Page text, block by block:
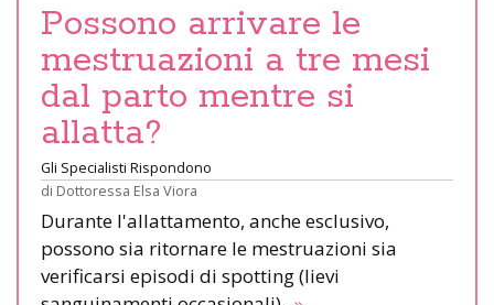
Possono arrivare le
mestruazioni a tre mesi
dal parto mentre si
allatta?
Gli Specialisti Rispondono
di Dottoressa Elsa Viora
Durante l'allattamento, anche esclusivo,
possono sia ritornare le mestruazioni sia
verificarsi episodi di spotting (lievi